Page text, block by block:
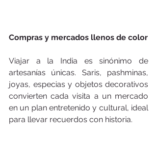
Compras y mercados llenos de color
Viajar a la India es sinónimo de
artesanías únicas. Saris, pashminas,
joyas, especias y objetos decorativos
convierten cada visita a un mercado
en un plan entretenido y cultural, ideal
para llevar recuerdos con historia.